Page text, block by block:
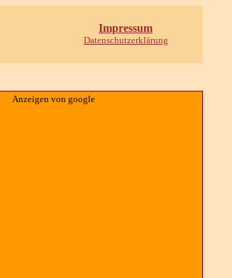
Impressum
Datenschutzerklärung
Anzeigen von google